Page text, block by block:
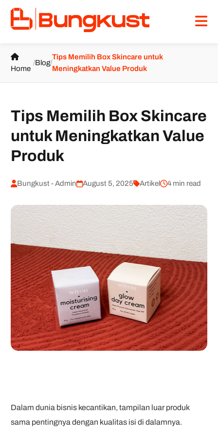
Home
/Blog/
Tips Memilih Box Skincare untuk
Meningkatkan Value Produk
Tips Memilih Box Skincare
untuk Meningkatkan Value
Produk
Bungkust - Admin August 5, 2025 Artikel 4 min read
Dalam dunia bisnis kecantikan, tampilan luar produk
sama pentingnya dengan kualitas isi di dalamnya.